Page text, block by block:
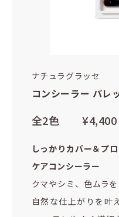
ナチュラグラッセ
コンシーラー パレ
全2色 ¥4,400
しっかりカバー＆プ
ケアコンシーラー
クマやシミ、色ムラ
自然な仕上がりを叶